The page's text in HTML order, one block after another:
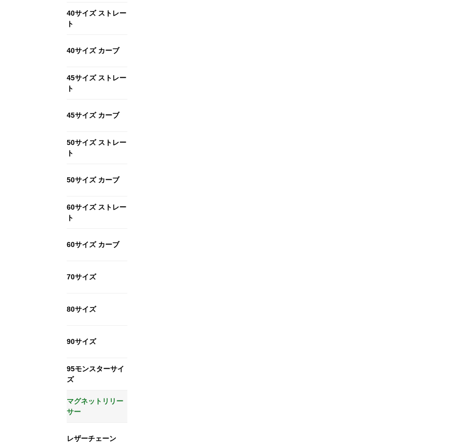
40サイズ ストレー
ト
40サイズ カーブ
45サイズ ストレー
ト
45サイズ カーブ
50サイズ ストレー
ト
50サイズ カーブ
60サイズ ストレー
ト
60サイズ カーブ
70サイズ
80サイズ
90サイズ
95モンスターサイ
ズ
マグネットリリー
サー
レザーチェーン